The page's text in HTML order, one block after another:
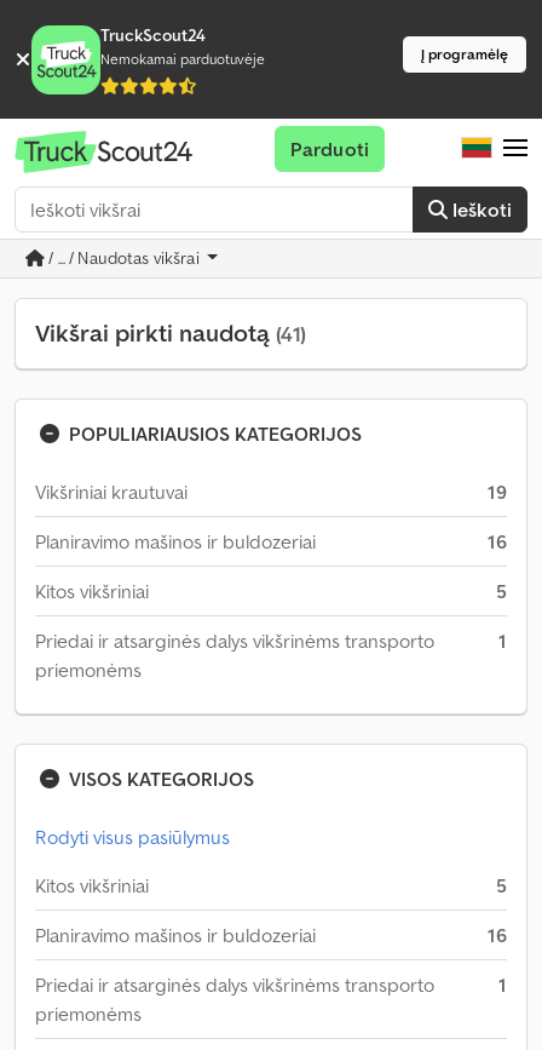
TruckScout24
Nemokamai parduotuvėje Į programėlę
Ieškoti
Parduoti
/ ... / Naudotas vikšrai
Vikšrai pirkti naudotą (41)
POPULIARIAUSIOS KATEGORIJOS
Vikšriniai krautuvai 19
Planiravimo mašinos ir buldozeriai 16
Kitos vikšriniai 5
Priedai ir atsarginės dalys vikšrinėms transporto
priemonėms
1
VISOS KATEGORIJOS
Rodyti visus pasiūlymus
Kitos vikšriniai
5
Planiravimo mašinos ir buldozeriai 16
Priedai ir atsarginės dalys vikšrinėms transporto
priemonėms
1